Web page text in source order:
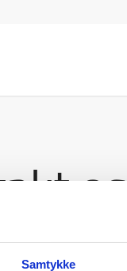
Samtykke
os